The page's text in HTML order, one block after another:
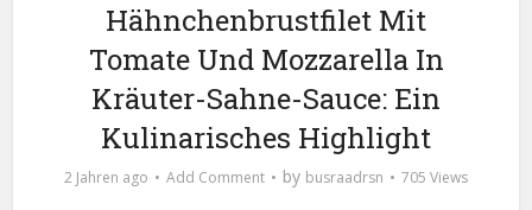
Hähnchenbrustfilet Mit
Tomate Und Mozzarella In
Kräuter-Sahne-Sauce: Ein
Kulinarisches Highlight
2 Jahren ago Add Comment by busraadrsn 705 Views